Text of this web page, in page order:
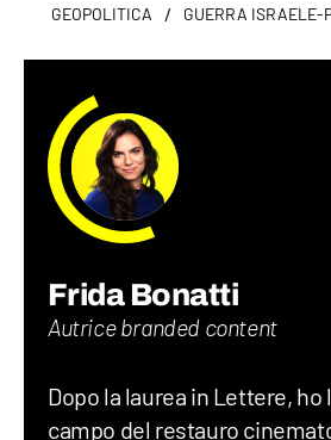
GEOPOLITICA / GUERRA ISRAELE-
Frida Bonatti
Autrice branded content
Dopo la laurea in Lettere, ho
campo del restauro